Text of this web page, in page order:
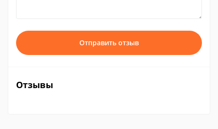
Отправить отзыв
Отзывы